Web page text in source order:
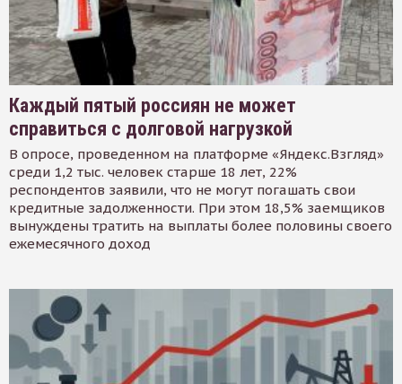
Каждый пятый россиян не может
справиться с долговой нагрузкой
В опросе, проведенном на платформе «Яндекс.Взгляд»
среди 1,2 тыс. человек старше 18 лет, 22%
респондентов заявили, что не могут погашать свои
кредитные задолженности. При этом 18,5% заемщиков
вынуждены тратить на выплаты более половины своего
ежемесячного доход